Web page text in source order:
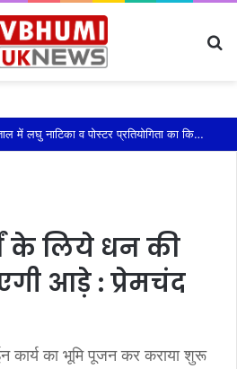
श्री सत्य साईं संजीवनी अस्पताल में लघु नाटिका व पोस्टर प्रतियोगिता का किया आयोजन
के लिये धन की
आड़े : प्रेमचंद
कार्य का भूमि पूजन कर कराया शुरू